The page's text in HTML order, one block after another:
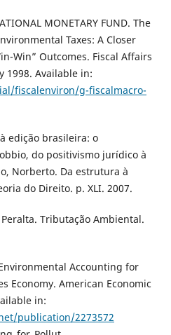
MONETARY FUND. The
Taxes: A Closer
Win” Outcomes. Fiscal Affairs
1998. Available in:
fiscalenviron/g-fiscalmacro-
edição brasileira: o
do positivismo jurídico à
Norberto. Da estrutura à
do Direito. p. XLI. 2007.
Tributação Ambiental.
Accounting for
Economy. American Economic
in:
publication/2273572